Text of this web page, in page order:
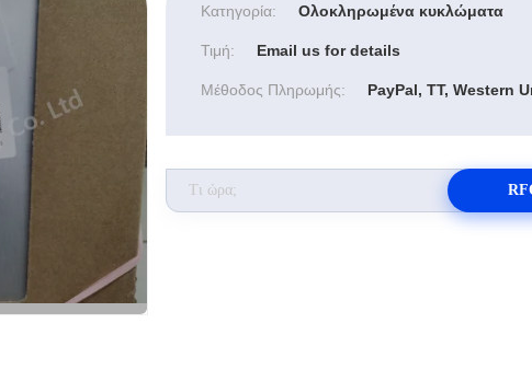
Κατηγορία: Ολοκληρωμένα κυκλώματα
Τιμή: Email us for details
Μέθοδος Πληρωμής: PayPal, TT, Western